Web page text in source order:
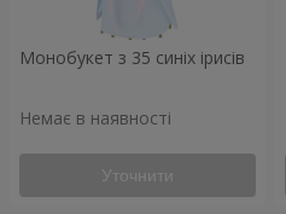
Монобукет з 35 синіх ірисів
Немає в наявності
Уточнити